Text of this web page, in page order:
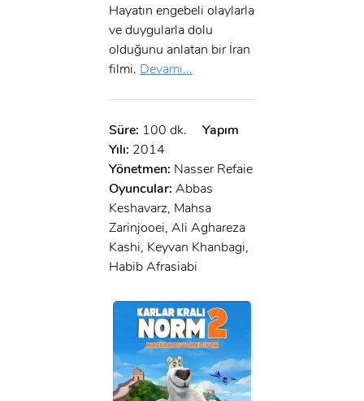
Hayatın engebeli olaylarla
ve duygularla dolu
olduğunu anlatan bir İran
filmi. Devamı...
Süre: 100 dk.
Yapım
Yılı: 2014
Yönetmen: Nasser Refaie
Oyuncular: Abbas
Keshavarz, Mahsa
Zarinjooei, Ali Aghareza
Kashi, Keyvan Khanbagi,
Habib Afrasiabi